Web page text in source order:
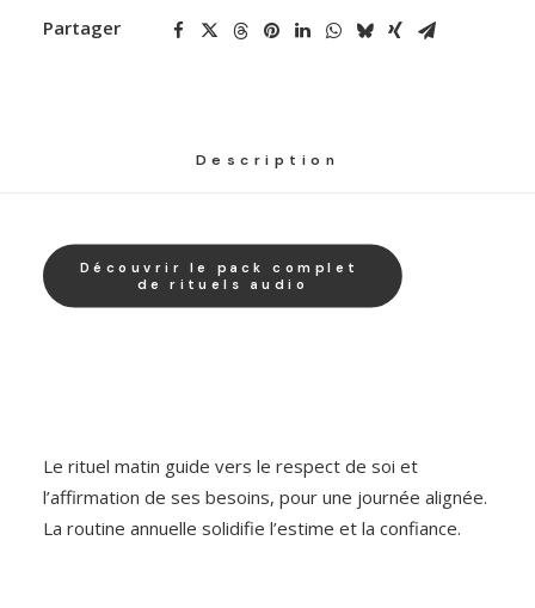
soi
Partager
Description
Découvrir le pack complet
de rituels audio
Le rituel matin guide vers le respect de soi et
l’affirmation de ses besoins, pour une journée alignée.
La routine annuelle solidifie l’estime et la confiance.